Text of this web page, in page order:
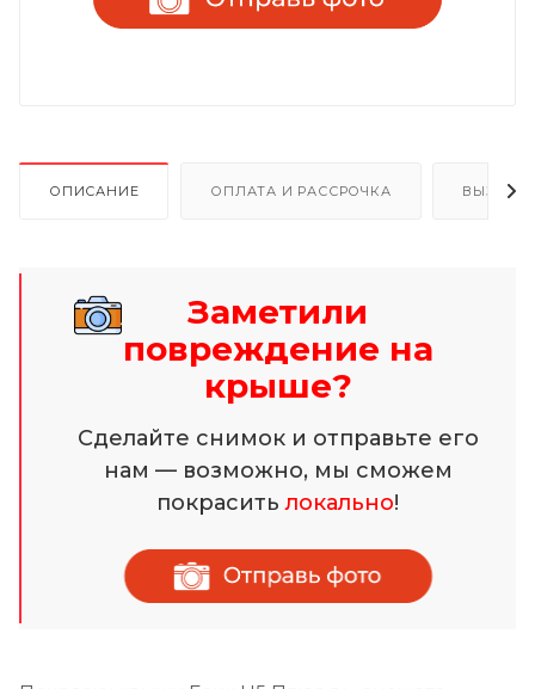
ОПИСАНИЕ ОПЛАТА И РАССРОЧКА ВЫЗОВ
Заметили
повреждение на
крыше?
Сделайте снимок и отправьте его
нам — возможно, мы сможем
покраситьлокально!